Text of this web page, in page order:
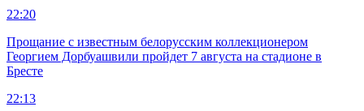
22:20
Прощание с известным белорусским коллекционером
Георгием Дорбуашвили пройдет 7 августа на стадионе в
Бресте
22:13